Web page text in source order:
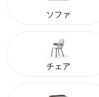
ソファ
チェア